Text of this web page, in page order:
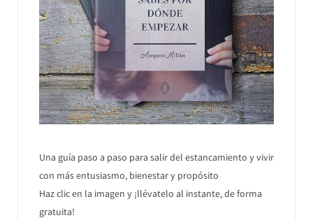
Una guía paso a paso para salir del estancamiento y vivir
con más entusiasmo, bienestar y propósito
Haz clic en la imagen y ¡llévatelo al instante, de forma
gratuita!